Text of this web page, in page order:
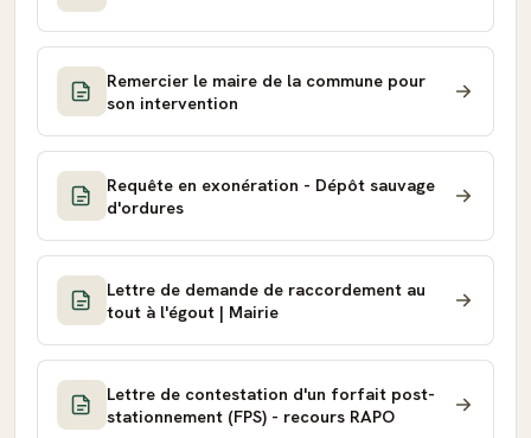
Remercier le maire de la commune pour
son intervention
Requête en exonération - Dépôt sauvage
d'ordures
Lettre de demande de raccordement au
tout à l'égout | Mairie
Lettre de contestation d'un forfait post-
stationnement (FPS) - recours RAPO